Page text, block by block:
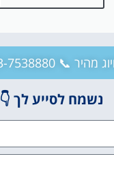
מהיר 📞 073-7538880
נשמח לסייע לך 👇